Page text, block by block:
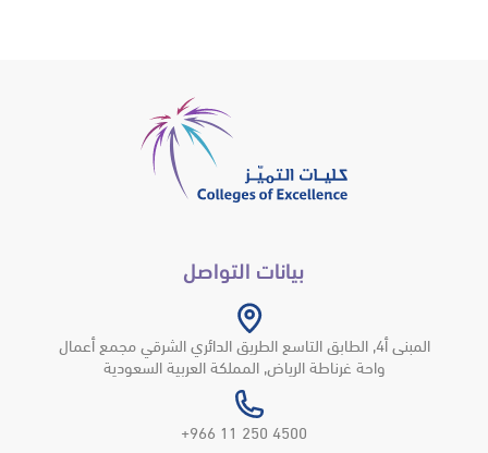
بيانات التواصل
المبنى أ4, الطابق التاسع الطريق الدائري الشرقي مجمع أعمال
واحة غرناطة الرياض, المملكة العربية السعودية
4500 250 11 966+